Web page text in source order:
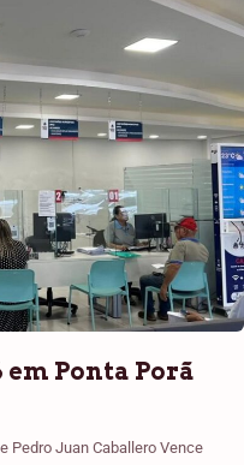
em Ponta Porã
Pedro Juan Caballero Vence